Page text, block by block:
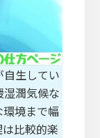
生してい
潤気候な
境まで幅
比較的楽